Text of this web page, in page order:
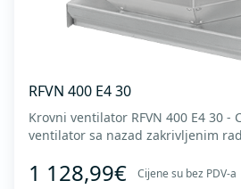
RFVN 400 E4 30
Krovni ventilator RFVN 400 E4 30
ventilator sa nazad zakrivljenim
Maksimalan protok vazduha: do
1 128,99€ Cijene su bez PDV-a